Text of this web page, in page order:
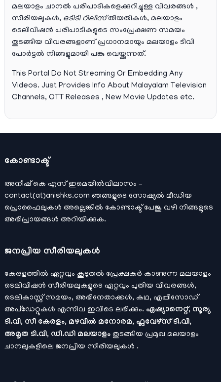
മലയാളം ചാനല്‍ പരിപാടികളെക്കുറിച്ചുള്ള വിവരങ്ങള്‍ ,
സീരിയലുകള്‍, ഒടിടി റിലീസ്തീയതികള്‍, മലയാളം
ടെലിവിഷന്‍ പരിപാടികളുടെ സംപ്രേക്ഷണ സമയം
തുടങ്ങിയ വിവരങ്ങളാണ് പ്രധാനമായും മലയാളം ടിവി
പോര്‍ട്ടല്‍ നിങ്ങളുമായി പങ്കു വെയ്ക്കുന്നത്.
This Portal Do Not Streaming Or Embedding Any
Videos. Just Provides Info About Malayalam Television
Channels, OTT Releases , New Movie Updates etc.
കോണ്ടാക്ട്
അനീഷ്‌ കെ എസ് ഇമെയില്‍വിലാസം –
contact(at)anishks.com ഞങ്ങളുടെ സോഷ്യല്‍ മീഡിയ
പ്രൊഫൈലുകള്‍ അല്ലെങ്കില്‍ കോണ്ടാക്ട്പേജു വഴി നിങ്ങളുടെ
അഭിപ്രായങ്ങള്‍ അറിയിക്കുക.
ജനപ്രിയ സീരിയലുകള്‍
കേരളത്തിൽ ഏറ്റവും കൂടുതൽ പ്രേക്ഷകർ കാണുന്ന മലയാളം
ടെലിവിഷൻ സീരിയലുകളുടെ ഏറ്റവും പുതിയ വിവരങ്ങൾ,
ടെലികാസ്റ്റ് സമയം, അഭിനേതാക്കൾ, കഥ, എപ്പിസോഡ്
അപ്ഡേറ്റുകൾ എന്നിവ ഇവിടെ ലഭിക്കും. ഏഷ്യാനെറ്റ്, സൂര്യ
ടി.വി, സീ കേരളം, മഴവിൽ മനോരമ, ഫ്ലവേഴ്സ് ടി.വി,
അമൃത ടി.വി, ഡി.ഡി മലയാളം തുടങ്ങിയ പ്രമുഖ മലയാളം
ചാനലുകളിലെ ജനപ്രിയ സീരിയലുകൾ .